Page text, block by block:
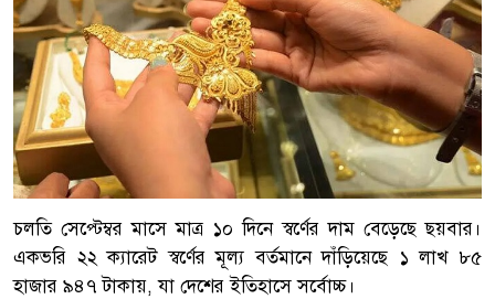
চলতি সেপ্টেম্বর মাসে মাত্র ১০ দিনে স্বর্ণের দাম বেড়েছে ছয়বার।
একভরি ২২ ক্যারেট স্বর্ণের মূল্য বর্তমানে দাঁড়িয়েছে ১ লাখ ৮৫
হাজার ৯৪৭ টাকায়, যা দেশের ইতিহাসে সর্বোচ্চ।